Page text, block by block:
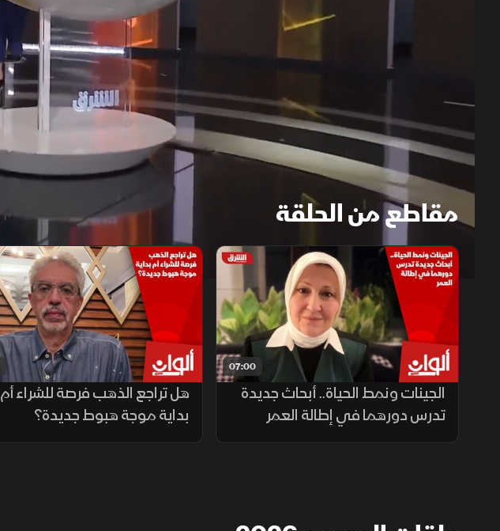
1x auto
مقاطع من الحلقة
07:00
الجينات ونمط الحياة.. أبحاث جديدة
تدرس دورهما في إطالة العمر
هل تراجع الذهب فرصة للشراء أم
بداية موجة هبوط جديدة؟